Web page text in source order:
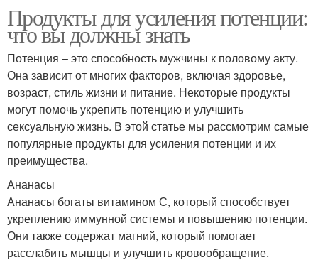
Продукты для усиления потенции:
что вы должны знать
Потенция – это способность мужчины к половому акту.
Она зависит от многих факторов, включая здоровье,
возраст, стиль жизни и питание. Некоторые продукты
могут помочь укрепить потенцию и улучшить
сексуальную жизнь. В этой статье мы рассмотрим самые
популярные продукты для усиления потенции и их
преимущества.
Ананасы
Ананасы богаты витамином С, который способствует
укреплению иммунной системы и повышению потенции.
Они также содержат магний, который помогает
расслабить мышцы и улучшить кровообращение.